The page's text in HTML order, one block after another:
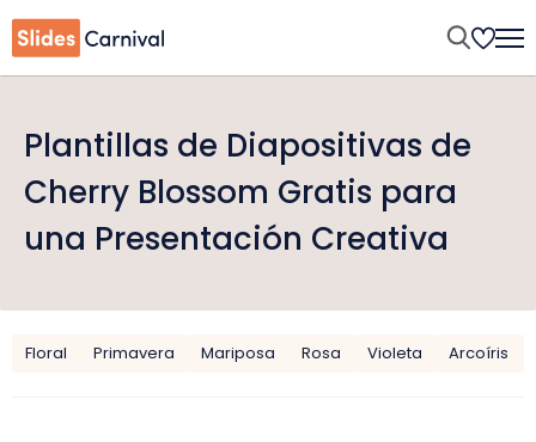
Plantillas de Diapositivas de
Cherry Blossom Gratis para
una Presentación Creativa
Floral Primavera Mariposa Rosa Violeta Arcoíris